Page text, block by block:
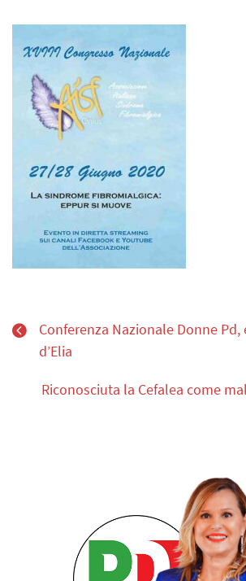
Conferenza Nazionale Donne Pd,
d’Elia
Riconosciuta la Cefalea come